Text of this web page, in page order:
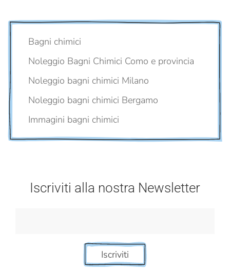
Bagni chimici
Noleggio Bagni Chimici Como e provincia
Noleggio bagni chimici Milano
Noleggio bagni chimici Bergamo
Immagini bagni chimici
Iscriviti alla nostra Newsletter
Iscriviti